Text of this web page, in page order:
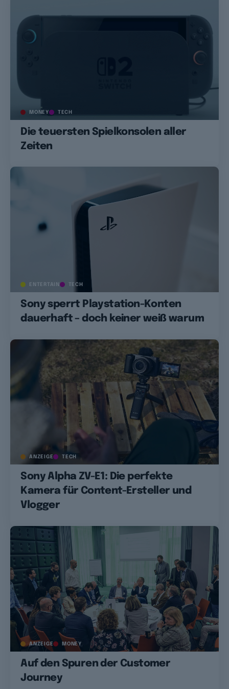
MONEY TECH
Die teuersten Spielkonsolen aller
Zeiten
ENTERTAIN TECH
Sony sperrt Playstation-Konten
dauerhaft – doch keiner weiß warum
ANZEIGE TECH
Sony Alpha ZV-E1: Die perfekte
Kamera für Content-Ersteller und
Vlogger
ANZEIGE MONEY
Auf den Spuren der Customer
Journey